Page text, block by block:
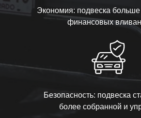
Экономия: подвеска больше
финансовых
Безопасность: подвеска
более собранной и